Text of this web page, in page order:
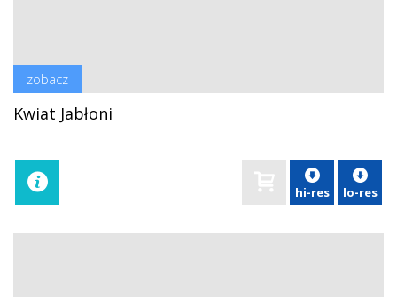
zobacz
Kwiat Jabłoni
hi-res lo-res